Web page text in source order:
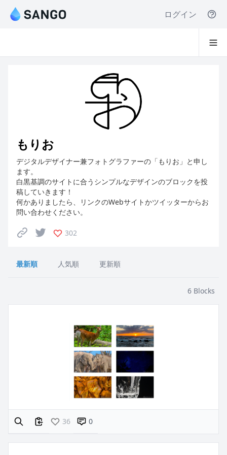
ログイン
もりお
デジタルデザイナー兼フォトグラファーの「もりお」と申し
ます。
白黒基調のサイトに合うシンプルなデザインのブロックを投
稿していきます！
何かありましたら、リンクのWebサイトかツイッターからお
問い合わせください。
302
最新順 人気順 更新順
6 Blocks
36 0